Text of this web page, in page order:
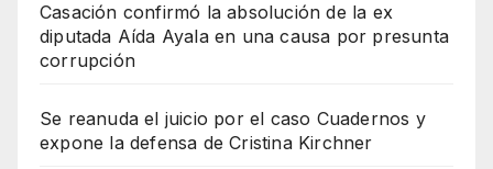
Casación confirmó la absolución de la ex
diputada Aída Ayala en una causa por presunta
corrupción
Se reanuda el juicio por el caso Cuadernos y
expone la defensa de Cristina Kirchner